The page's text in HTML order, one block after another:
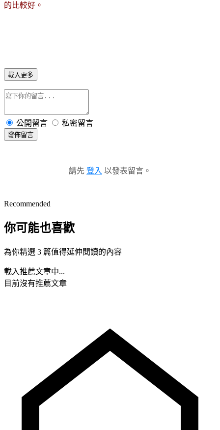
的比較好。
載入更多
公開留言 私密留言
發佈留言
請先 登入 以發表留言。
Recommended
你可能也喜歡
為你精選 3 篇值得延伸閱讀的內容
載入推薦文章中...
目前沒有推薦文章